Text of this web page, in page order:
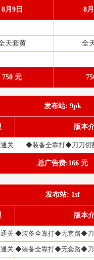
8月9日 8
天套黄 全
750 元
发布站: 9pk
版本
关 ◆装备全靠打◆刀刀
总广告费:166 元
发布站: 1sf
版本
关
关